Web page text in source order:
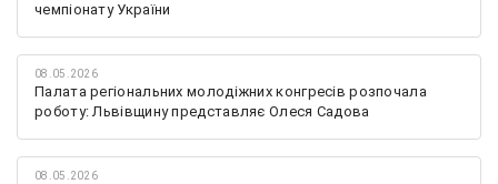
чемпіонату України
08.05.2026
Палата регіональних молодіжних конгресів розпочала
роботу: Львівщину представляє Олеся Садова
08.05.2026